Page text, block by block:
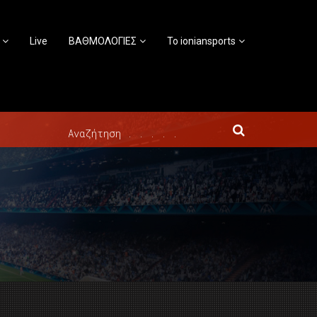
Live ΒΑΘΜΟΛΟΓΙΕΣ Το ioniansports